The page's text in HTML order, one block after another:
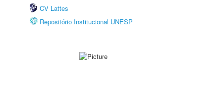
CV Lattes
Repositório Institucional UNESP